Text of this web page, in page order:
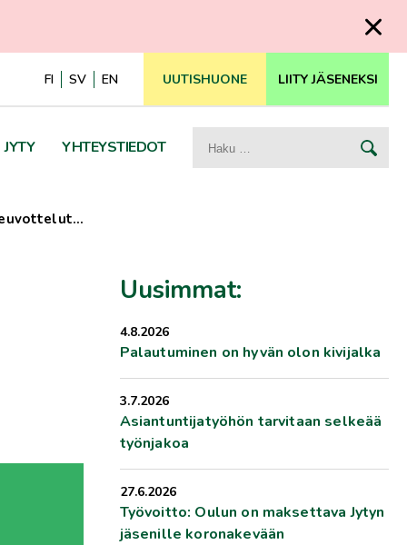
FI SV EN UUTISHUONE LIITY JÄSENEKSI
JYTY YHTEYSTIEDOT Haku:
Uusimmat:
4.8.2026
Palautuminen on hyvän olon kivijalka
3.7.2026
Asiantuntijatyöhön tarvitaan selkeää
työnjakoa
27.6.2026
Työvoitto: Oulun on maksettava Jytyn
jäsenille koronakevään